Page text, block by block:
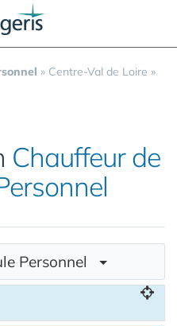
» Centre-Val de Loire »
Chauffeur de
Personnel